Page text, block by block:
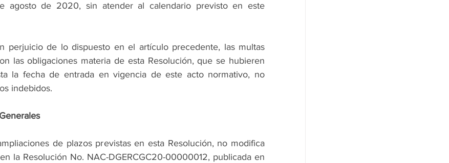
agosto de 2020, sin atender al calendario previsto en este
perjuicio de lo dispuesto en el artículo precedente, las multas
las obligaciones materia de esta Resolución, que se hubieren
la fecha de entrada en vigencia de este acto normativo, no
indebidos.
de plazos previstas en esta Resolución, no modifica
la Resolución No. NAC-DGERCGC20-00000012, publicada en